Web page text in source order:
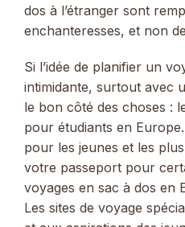
dos à l’étranger sont
enchanteresses, et non
Si l’idée de planifier un
intimidante, surtout avec
le bon côté des choses :
pour étudiants en
pour les jeunes et les
votre passeport pour
voyages en sac à dos en
Les sites de voyage